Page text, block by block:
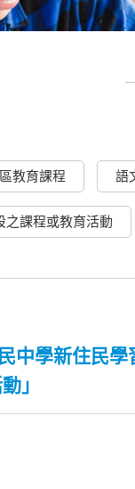
教育課程 語
之課程或教育活動
中學新住民學
」